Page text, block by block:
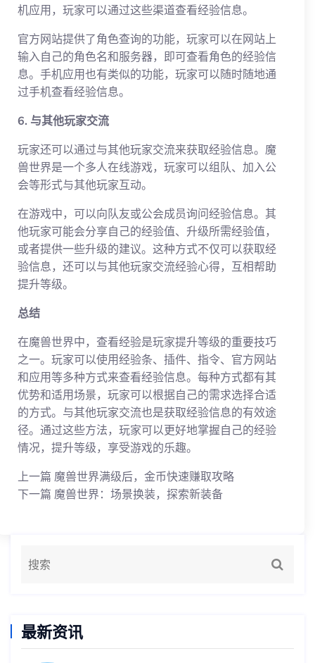
机应用，玩家可以通过这些渠道查看经验信息。
官方网站提供了角色查询的功能，玩家可以在网站上
输入自己的角色名和服务器，即可查看角色的经验信
息。手机应用也有类似的功能，玩家可以随时随地通
过手机查看经验信息。
6. 与其他玩家交流
玩家还可以通过与其他玩家交流来获取经验信息。魔
兽世界是一个多人在线游戏，玩家可以组队、加入公
会等形式与其他玩家互动。
在游戏中，可以向队友或公会成员询问经验信息。其
他玩家可能会分享自己的经验值、升级所需经验值，
或者提供一些升级的建议。这种方式不仅可以获取经
验信息，还可以与其他玩家交流经验心得，互相帮助
提升等级。
总结
在魔兽世界中，查看经验是玩家提升等级的重要技巧
之一。玩家可以使用经验条、插件、指令、官方网站
和应用等多种方式来查看经验信息。每种方式都有其
优势和适用场景，玩家可以根据自己的需求选择合适
的方式。与其他玩家交流也是获取经验信息的有效途
径。通过这些方法，玩家可以更好地掌握自己的经验
情况，提升等级，享受游戏的乐趣。
上一篇 魔兽世界满级后，金币快速赚取攻略
下一篇 魔兽世界：场景换装，探索新装备
最新资讯